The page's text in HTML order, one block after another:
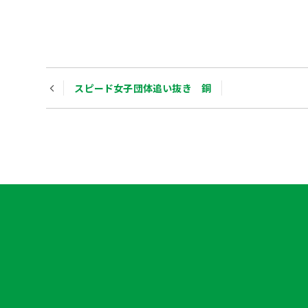
Post
スピード女子団体追い抜き 銅